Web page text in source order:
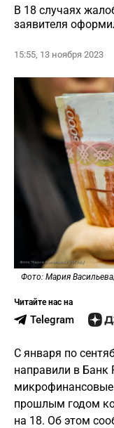
В 18 случаях
заявителя
15:55, 13 ноября 2023
Фото: Мария
Читайте нас на
Telegram
С января по
направили в Банк
прошлым годом
на 18. Об этом